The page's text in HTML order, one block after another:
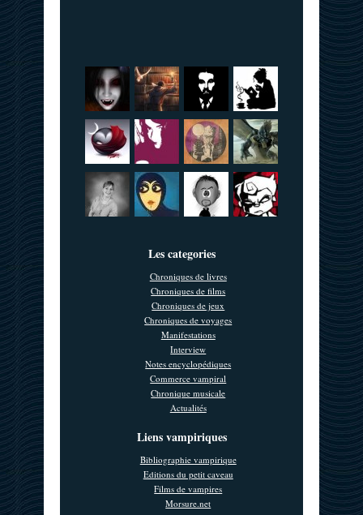
Les categories
Chroniques de livres
Chroniques de films
Chroniques de jeux
Chroniques de voyages
Manifestations
Interview
Notes encyclopédiques
Commerce vampiral
Chronique musicale
Actualités
Liens vampiriques
Bibliographie vampirique
Editions du petit caveau
Films de vampires
Morsure.net